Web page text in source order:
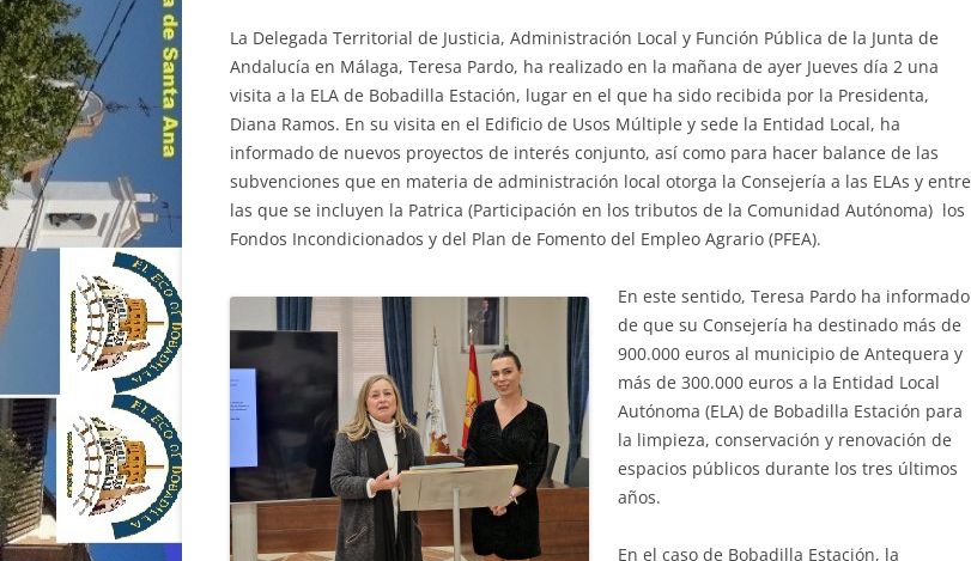
La Delegada Territorial de Justicia, Administración Local y Función Pública de la Junta de
Andalucía en Málaga, Teresa Pardo, ha realizado en la mañana de ayer Jueves día 2 una
visita a la ELA de Bobadilla Estación, lugar en el que ha sido recibida por la Presidenta,
Diana Ramos. En su visita en el Edificio de Usos Múltiple y sede la Entidad Local, ha
informado de nuevos proyectos de interés conjunto, así como para hacer balance de las
subvenciones que en materia de administración local otorga la Consejería a las ELAs y entre
las que se incluyen la Patrica (Participación en los tributos de la Comunidad Autónoma) los
Fondos Incondicionados y del Plan de Fomento del Empleo Agrario (PFEA).
En este sentido, Teresa Pardo ha informado
de que su Consejería ha destinado más de
900.000 euros al municipio de Antequera y
más de 300.000 euros a la Entidad Local
Autónoma (ELA) de Bobadilla Estación para
la limpieza, conservación y renovación de
espacios públicos durante los tres últimos
años.
En el caso de Bobadilla Estación, la